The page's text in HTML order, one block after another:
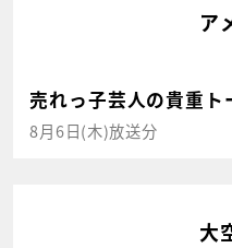
ア
売れっ子芸人の貴重
8月6日(木)放送分
大